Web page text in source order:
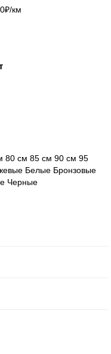
км
80 см 85 см 90 см 95
Белые Бронзовые
Черные